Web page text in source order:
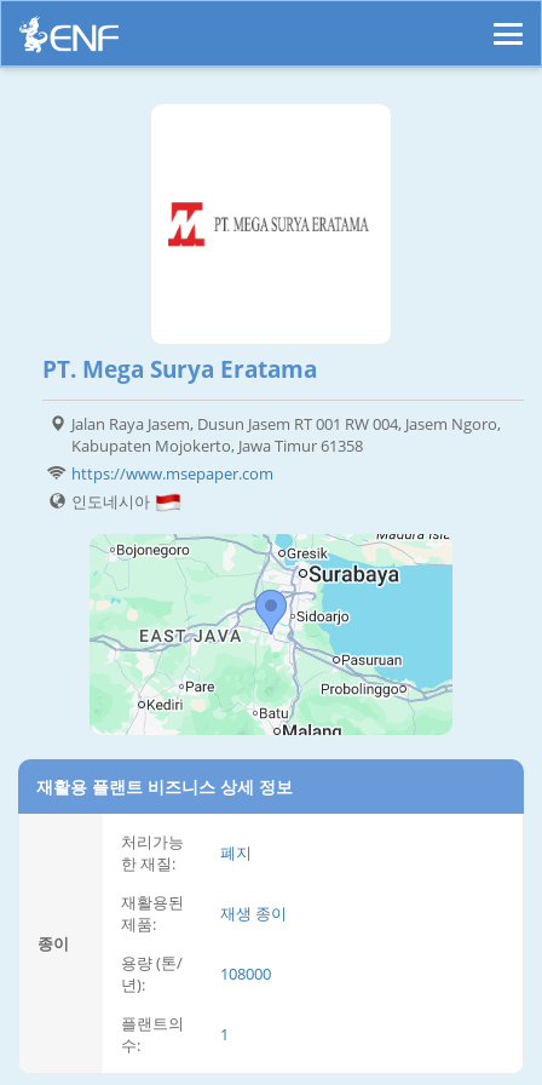
PT. Mega Surya Eratama
Jalan Raya Jasem, Dusun Jasem RT 001 RW 004, Jasem Ngoro,
Kabupaten Mojokerto, Jawa Timur 61358
https://www.msepaper.com
인도네시아
재활용 플랜트 비즈니스 상세 정보
종이
처리가능
한 재질:
폐지
재활용된
제품:
재생 종이
용량 (톤/
년):
108000
플랜트의
수:
1